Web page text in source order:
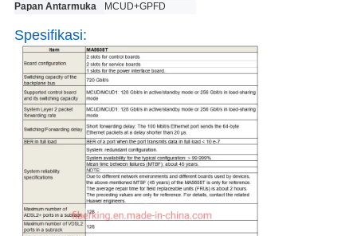
Papan Antarmuka
MCUD+GPFD
Spesifikasi: